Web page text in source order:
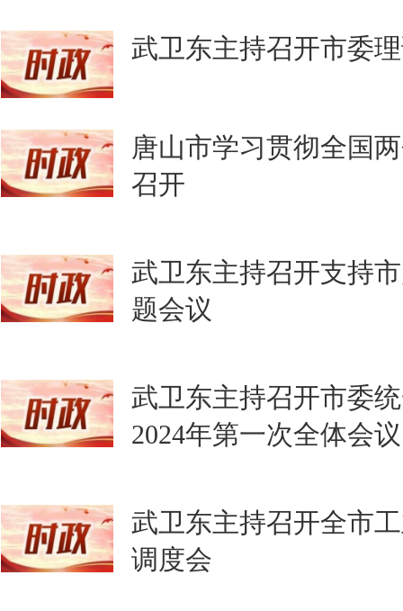
武卫东主持召开市委
唐山市学习贯彻全国
召开
武卫东主持召开支持
题会议
武卫东主持召开市委
2024年第一次全体会议
武卫东主持召开全市
调度会